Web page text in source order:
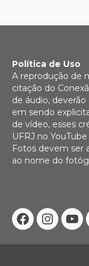
Facebook
Política de Uso
A reprodução de
citação do
de áudio,
em sendo
de vídeo, esses
UFRJ no
Fotos devem ser
ao nome do